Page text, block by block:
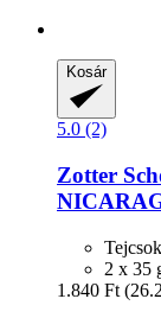
Kosár
5.0 (2)
Zotter
2 x 35
1.840 Ft